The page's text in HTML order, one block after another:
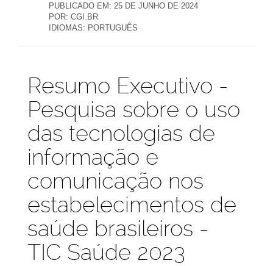
PUBLICADO EM: 25 DE JUNHO DE 2024
POR: CGI.BR
IDIOMAS: PORTUGUÊS
Publicações
Resumo Executivo -
Pesquisa sobre o uso
das tecnologias de
informação e
comunicação nos
estabelecimentos de
saúde brasileiros -
TIC Saúde 2023